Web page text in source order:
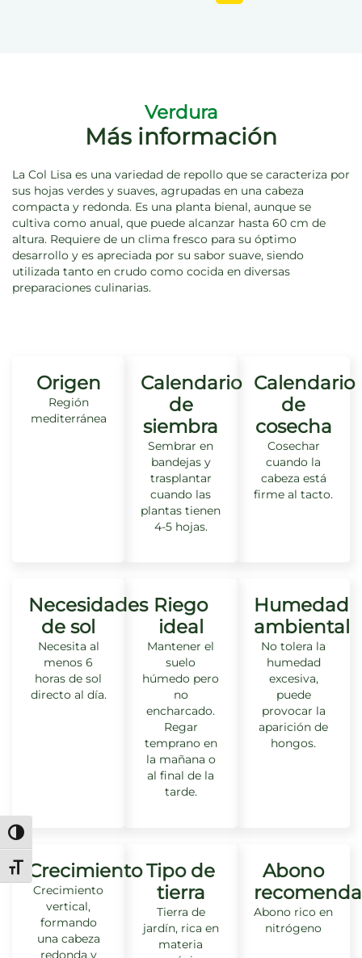
Alternar alto contraste
Alternar tamaño de letra
Verdura
Más información
La Col Lisa es una variedad de repollo que se caracteriza por
sus hojas verdes y suaves, agrupadas en una cabeza
compacta y redonda. Es una planta bienal, aunque se
cultiva como anual, que puede alcanzar hasta 60 cm de
altura. Requiere de un clima fresco para su óptimo
desarrollo y es apreciada por su sabor suave, siendo
utilizada tanto en crudo como cocida en diversas
preparaciones culinarias.
Origen
Región
mediterránea
Calendario
de
siembra
Sembrar en
bandejas y
trasplantar
cuando las
plantas tienen
4-5 hojas.
Calendario
de
cosecha
Cosechar
cuando la
cabeza está
firme al tacto.
Necesidades
de sol
Necesita al
menos 6
horas de sol
directo al día.
Riego
ideal
Mantener el
suelo
húmedo pero
no
encharcado.
Regar
temprano en
la mañana o
al final de la
tarde.
Humedad
ambiental
No tolera la
humedad
excesiva,
puede
provocar la
aparición de
hongos.
Crecimiento
Crecimiento
vertical,
formando
una cabeza
redonda y
Tipo de
tierra
Tierra de
jardín, rica en
materia
Abono
Abono rico en
nitrógeno